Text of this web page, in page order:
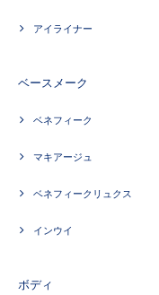
アイライナー
ベースメーク
ベネフィーク
マキアージュ
ベネフィークリュクス
インウイ
ボディ